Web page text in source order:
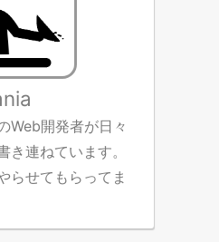
Web開発者が日々
き連ねています。
らせてもらってま